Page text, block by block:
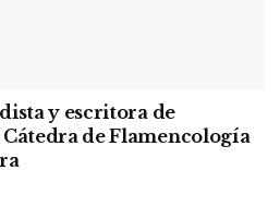
y escritora de
Cátedra de Flamencología